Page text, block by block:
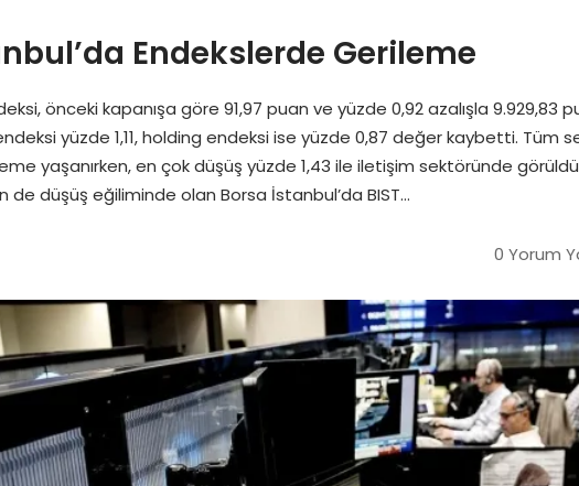
Endekslerde Gerileme
önceki kapanışa göre 91,97 puan ve yüzde 0,92 azalışla 9.929,83
endeksi yüzde 1,11, holding endeksi ise yüzde 0,87 değer kaybetti. Tüm
yaşanırken, en çok düşüş yüzde 1,43 ile iletişim sektöründe görüldü.
de düşüş eğiliminde olan Borsa İstanbul’da BIST…
0 Yorum